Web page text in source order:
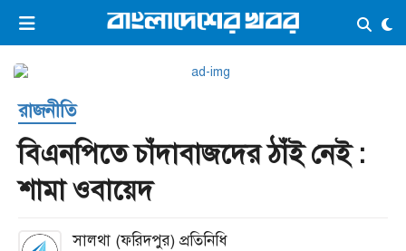
ভিডিও ই-পেপার লগইন ×
প্রচ্ছদ
সর্বশেষ
সব বিভাগ
কনভার্টার
রাজনীতি
বিএনপিতে চাঁদাবাজদের ঠাঁই নেই :
শামা ওবায়েদ
সালথা (ফরিদপুর) প্রতিনিধি